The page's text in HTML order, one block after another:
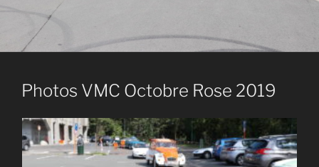
Photos VMC Octobre Rose 2019